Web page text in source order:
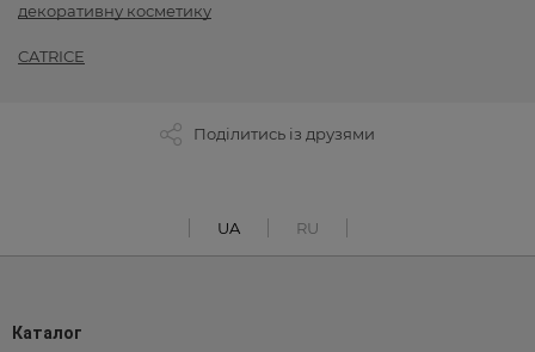
декоративну косметику
CATRICE
Поділитись із друзями
UA RU
Каталог